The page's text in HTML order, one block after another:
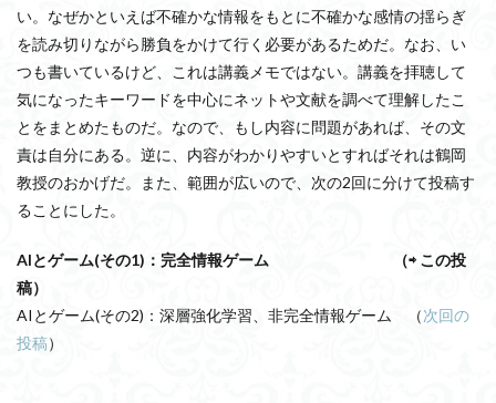
い。なぜかといえば不確かな情報をもとに不確かな感情の揺らぎ
を読み切りながら勝負をかけて行く必要があるためだ。なお、い
つも書いているけど、これは講義メモではない。講義を拝聴して
気になったキーワードを中心にネットや文献を調べて理解したこ
とをまとめたものだ。なので、もし内容に問題があれば、その文
責は自分にある。逆に、内容がわかりやすいとすればそれは鶴岡
教授のおかげだ。また、範囲が広いので、次の2回に分けて投稿す
ることにした。
AIとゲーム(その1)：完全情報ゲーム （⇨ この投
稿）
AIとゲーム(その2)：深層強化学習、非完全情報ゲーム （次回の
投稿）